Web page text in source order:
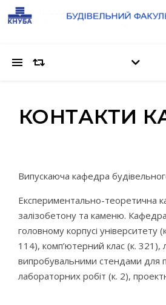
КОНТАКТИ
Випускаюча кафедра
Експериментально-теоретична
залізобетону та каменю.
головному корпусі університету
114), комп’ютерний клас (к. 321),
випробувальними стендами для
лабораторних робіт (к. 2),